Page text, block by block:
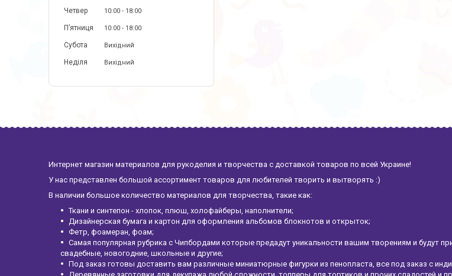
Четвер 10:00 18:00
Пʼятниця 10:00 18:00
Субота Вихідний
Неділя Вихідний
Интернет магазин материалов для рукоделия и творчества с доставкой товаров по всей Украине!
У нас представлен большой ассортимент товаров для любителей творить и вытворять :)
В наличии большое количество материалов для творчества, такие как:
Ткани и синтепон - хлопок, плюш, холофайберы, наполнители;
Дизайнерская бумага и картон для оформления альбомов блокнотов и открыток;
Фетр, фоамеран, фоам;
Самая популярная рубрика с Чипбордами которые предадут уникальности вашим творениям и будут
свадебные, новогодние, школьные и другие;
Под заказ готовы доставить вам различные миниатюрные фигурки из пенопласта, все под заказ с